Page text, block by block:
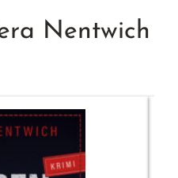
Nentwich